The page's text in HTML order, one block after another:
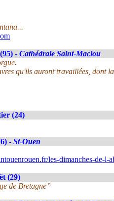
- Cathédrale Saint-Maclou
qu'ils auront travaillées, dont
(24)
- St-Ouen
les-dimanches-de-l-
(29)
de Bretagne”